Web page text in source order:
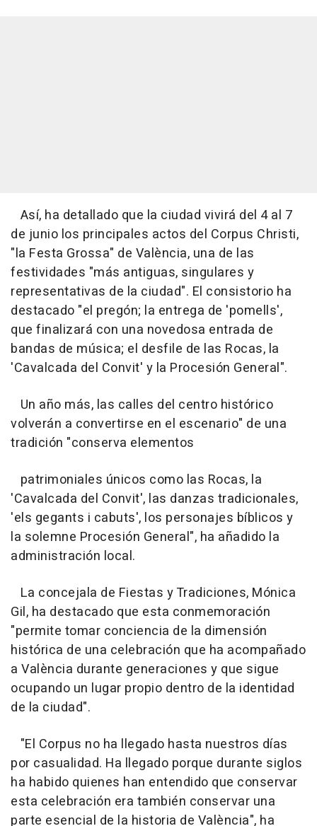
Así, ha detallado que la ciudad vivirá del 4 al 7
de junio los principales actos del Corpus Christi,
"la Festa Grossa" de València, una de las
festividades "más antiguas, singulares y
representativas de la ciudad". El consistorio ha
destacado "el pregón; la entrega de 'pomells',
que finalizará con una novedosa entrada de
bandas de música; el desfile de las Rocas, la
'Cavalcada del Convit' y la Procesión General".
Un año más, las calles del centro histórico
volverán a convertirse en el escenario" de una
tradición "conserva elementos
patrimoniales únicos como las Rocas, la
'Cavalcada del Convit', las danzas tradicionales,
'els gegants i cabuts', los personajes bíblicos y
la solemne Procesión General", ha añadido la
administración local.
La concejala de Fiestas y Tradiciones, Mónica
Gil, ha destacado que esta conmemoración
"permite tomar conciencia de la dimensión
histórica de una celebración que ha acompañado
a València durante generaciones y que sigue
ocupando un lugar propio dentro de la identidad
de la ciudad".
"El Corpus no ha llegado hasta nuestros días
por casualidad. Ha llegado porque durante siglos
ha habido quienes han entendido que conservar
esta celebración era también conservar una
parte esencial de la historia de València", ha